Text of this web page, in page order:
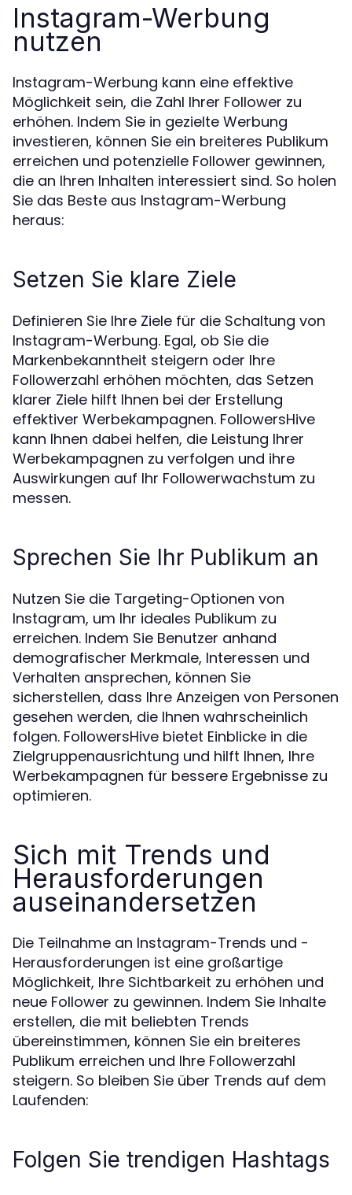
Instagram-Werbung
nutzen
Instagram-Werbung kann eine effektive
Möglichkeit sein, die Zahl Ihrer Follower zu
erhöhen. Indem Sie in gezielte Werbung
investieren, können Sie ein breiteres Publikum
erreichen und potenzielle Follower gewinnen,
die an Ihren Inhalten interessiert sind. So holen
Sie das Beste aus Instagram-Werbung
heraus:
Setzen Sie klare Ziele
Definieren Sie Ihre Ziele für die Schaltung von
Instagram-Werbung. Egal, ob Sie die
Markenbekanntheit steigern oder Ihre
Followerzahl erhöhen möchten, das Setzen
klarer Ziele hilft Ihnen bei der Erstellung
effektiver Werbekampagnen. FollowersHive
kann Ihnen dabei helfen, die Leistung Ihrer
Werbekampagnen zu verfolgen und ihre
Auswirkungen auf Ihr Followerwachstum zu
messen.
Sprechen Sie Ihr Publikum an
Nutzen Sie die Targeting-Optionen von
Instagram, um Ihr ideales Publikum zu
erreichen. Indem Sie Benutzer anhand
demografischer Merkmale, Interessen und
Verhalten ansprechen, können Sie
sicherstellen, dass Ihre Anzeigen von Personen
gesehen werden, die Ihnen wahrscheinlich
folgen. FollowersHive bietet Einblicke in die
Zielgruppenausrichtung und hilft Ihnen, Ihre
Werbekampagnen für bessere Ergebnisse zu
optimieren.
Sich mit Trends und
Herausforderungen
auseinandersetzen
Die Teilnahme an Instagram-Trends und -
Herausforderungen ist eine großartige
Möglichkeit, Ihre Sichtbarkeit zu erhöhen und
neue Follower zu gewinnen. Indem Sie Inhalte
erstellen, die mit beliebten Trends
übereinstimmen, können Sie ein breiteres
Publikum erreichen und Ihre Followerzahl
steigern. So bleiben Sie über Trends auf dem
Laufenden:
Folgen Sie trendigen Hashtags